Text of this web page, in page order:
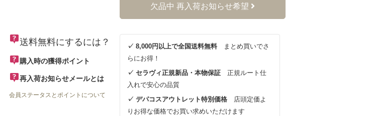
欠品中 再入荷お知らせ希望
送料無料にするには？
購入時の獲得ポイント
再入荷お知らせメールとは
会員ステータスとポイントについて
✓ 8,000円以上で全国送料無料まとめ買いでさ
らにお得！
✓ セラヴィ正規新品・本物保証 正規ルート仕
入れで安心の品質
✓ デパコスアウトレット特別価格 店頭定価よ
りお得な価格でお買い求めいただけます